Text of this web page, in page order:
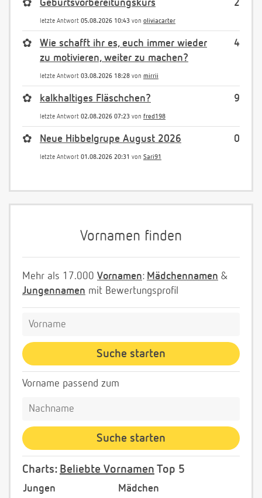
2
✿ Geburtsvorbereitungskurs
letzte Antwort 05.08.2026 10:43 von oliviacarter
4
✿
Wie schafft ihr es, euch immer wieder
zu motivieren, weiter zu machen?
letzte Antwort 03.08.2026 18:28 von mirrii
9
✿ kalkhaltiges Fläschchen?
letzte Antwort 02.08.2026 07:23 von fred198
0
✿ Neue Hibbelgrupe August 2026
letzte Antwort 01.08.2026 20:31 von Sari91
Vornamen finden
Mehr als 17.000 Vornamen: Mädchennamen &
Jungennamen mit Bewertungsprofil
Vorname passend zum
Charts: Beliebte Vornamen Top 5
Jungen
Mädchen